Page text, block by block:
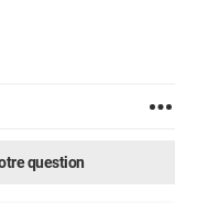
question